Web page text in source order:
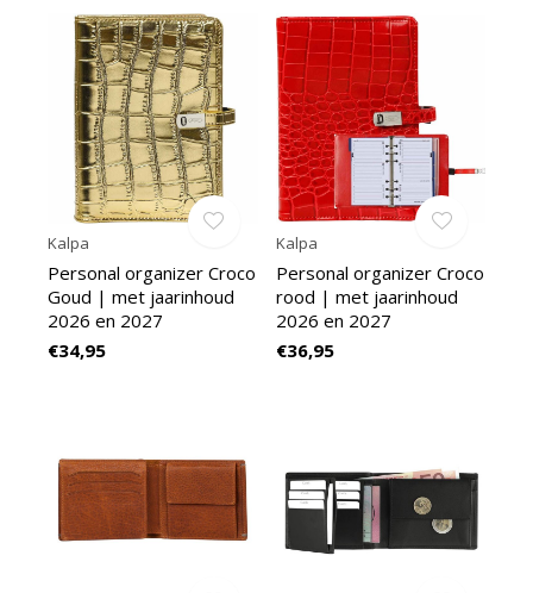
Kalpa
Personal organizer Croco
Goud | met jaarinhoud
2026 en 2027
€34,95
Kalpa
Personal organizer Croco
rood | met jaarinhoud
2026 en 2027
€36,95